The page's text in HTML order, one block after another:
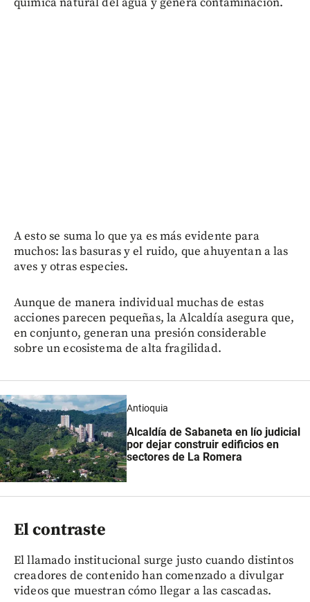
A esto se suma lo que ya es más evidente para
muchos: las basuras y el ruido, que ahuyentan a las
aves y otras especies.
Aunque de manera individual muchas de estas
acciones parecen pequeñas, la Alcaldía asegura que,
en conjunto, generan una presión considerable
sobre un ecosistema de alta fragilidad.
Antioquia
Alcaldía de Sabaneta en lío judicial
por dejar construir edificios en
sectores de La Romera
El contraste
El llamado institucional surge justo cuando distintos
creadores de contenido han comenzado a divulgar
videos que muestran cómo llegar a las cascadas.